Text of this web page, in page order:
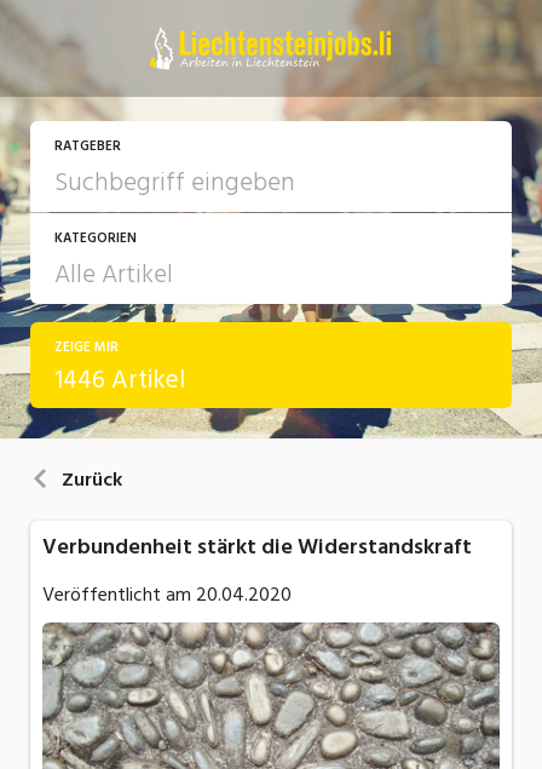
RATGEBER
KATEGORIEN
Arbeit
Ausbildung / Weiterbildung
ZEIGE MIR
1446 Artikel
Zurück
Verbundenheit stärkt die Widerstandskraft
Veröffentlicht am 20.04.2020